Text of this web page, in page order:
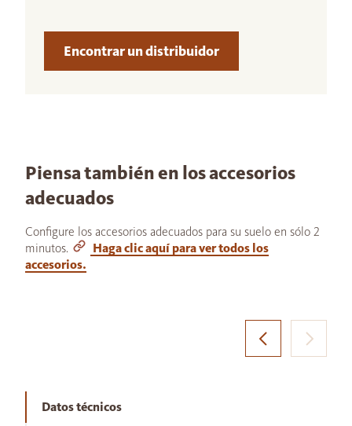
Encontrar un distribuidor
Piensa también en los accesorios
adecuados
Configure los accesorios adecuados para su suelo en sólo 2
minutos.
Haga clic aquí para ver todos los
accesorios.
Datos técnicos